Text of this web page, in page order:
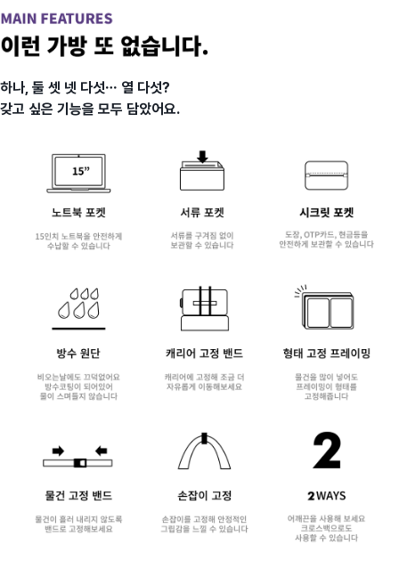
하나, 둘 셋 넷 다섯… 열 다섯?
갖고 싶은 기능을 모두 담았어요.